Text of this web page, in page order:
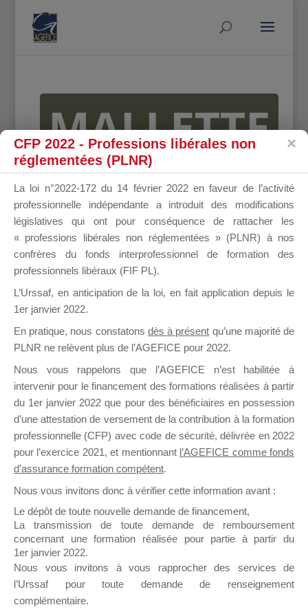
MALLETTE
DU
DIRIGEANT
Ce groupe est destiné aux Organismes de
Formation qui souhaitent répondre à l’Appel à
Propositions Mallette du Dirigeant.
sur lequel il est possible de laisser un message
ou poser une question.
NB : Il est nécessaire d’êtreinscrit(e)pour
pouvoir rejoindre ce groupe
CFP 2022 - Professions libérales non
réglementées (PLNR)
La loi n°2022-172 du 14 février 2022 en faveur de l’activité
professionnelle indépendante a introduit des modifications
législatives qui ont pour conséquence de rattacher les
« professions libérales non réglementées » (PLNR) à nos
confrères du fonds interprofessionnel de formation des
professionnels libéraux (FIF PL).
L’Urssaf, en anticipation de la loi, en fait application depuis le
1er janvier 2022.
En pratique, nous constatons dès à présent qu’une majorité de
PLNR ne relèvent plus de l’AGEFICE pour 2022.
Nous vous rappelons que l’AGEFICE n’est habilitée à
intervenir pour le financement des formations réalisées à partir
du 1er janvier 2022 que pour des bénéficiaires en possession
d’une attestation de versement de la contribution à la formation
professionnelle (CFP) avec code de sécurité, délivrée en 2022
pour l’exercice 2021, et mentionnant l’AGEFICE comme fonds
d’assurance formation compétent.
Nous vous invitons donc à vérifier cette information avant :
Le dépôt de toute nouvelle demande de financement,
La transmission de toute demande de remboursement
concernant une formation réalisée pour partie à partir du
1er janvier 2022.
Nous vous invitons à vous rapprocher des services de
l’Urssaf pour toute demande de renseignement
complémentaire.